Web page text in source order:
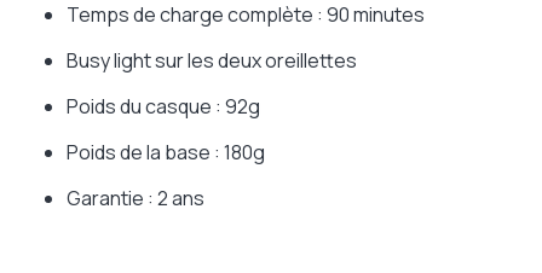
Temps de charge complète : 90 minutes
Busy light sur les deux oreillettes
Poids du casque : 92g
Poids de la base : 180g
Garantie : 2 ans